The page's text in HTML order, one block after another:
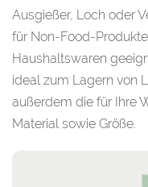
Ausgießer, Loch oder
für Non-Food-
Haushaltswaren
ideal zum Lagern von
außerdem die für Ihre
Material sowie Größe.